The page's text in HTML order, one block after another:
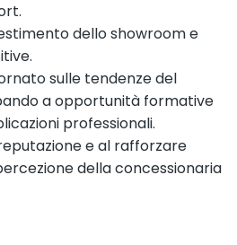
dello showroom e
sulle tendenze del
a opportunità formative
professionali.
e al rafforzare
della concessionaria